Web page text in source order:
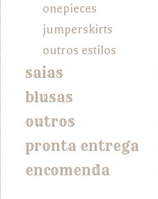
onepieces
jumperskirts
outros estilos
saias
blusas
outros
pronta entrega
encomenda